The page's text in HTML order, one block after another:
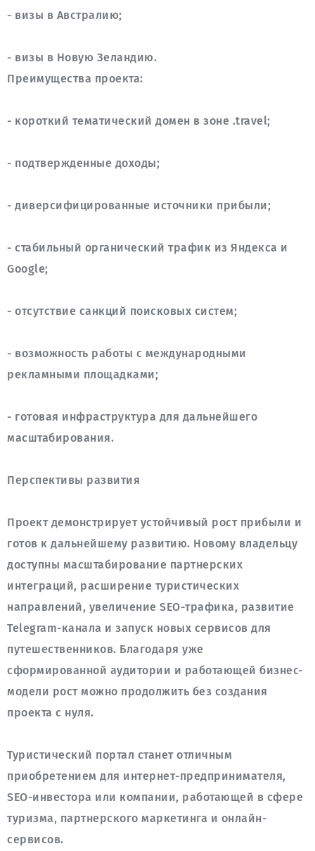
- визы в Новую Зеландию.
- стабильный органический трафик из Яндекса и
- возможность работы с международными
- готовая инфраструктура для дальнейшего
Проект демонстрирует устойчивый рост прибыли и
готов к дальнейшему развитию. Новому владельцу
доступны масштабирование партнерских
интеграций, расширение туристических
направлений, увеличение SEO-трафика, развитие
Telegram-канала и запуск новых сервисов для
путешественников. Благодаря уже
сформированной аудитории и работающей бизнес-
модели рост можно продолжить без создания
Туристический портал станет отличным
приобретением для интернет-предпринимателя,
SEO-инвестора или компании, работающей в сфере
туризма, партнерского маркетинга и онлайн-